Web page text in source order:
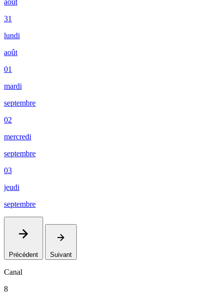
août
31
lundi
août
01
mardi
septembre
02
mercredi
septembre
03
jeudi
septembre
Précédent Suivant
Canal
8